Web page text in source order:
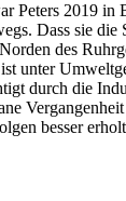
Peters 2019 in
Dass sie die
des
unter
durch die
besser